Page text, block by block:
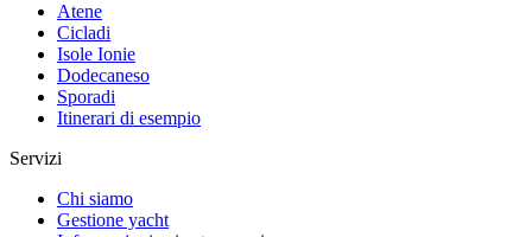
Atene
Cicladi
Isole Ionie
Dodecaneso
Sporadi
Itinerari di esempio
Servizi
Chi siamo
Gestione yacht